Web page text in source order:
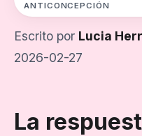
ANTICONCEPCIÓN
Escrito por Lucia
2026-02-27
La